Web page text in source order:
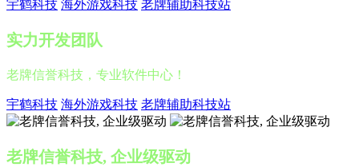
宇鹤科技 海外游戏科技 老牌辅助科技站
实力开发团队
老牌信誉科技，专业软件中心！
宇鹤科技 海外游戏科技 老牌辅助科技站
老牌信誉科技, 企业级驱动